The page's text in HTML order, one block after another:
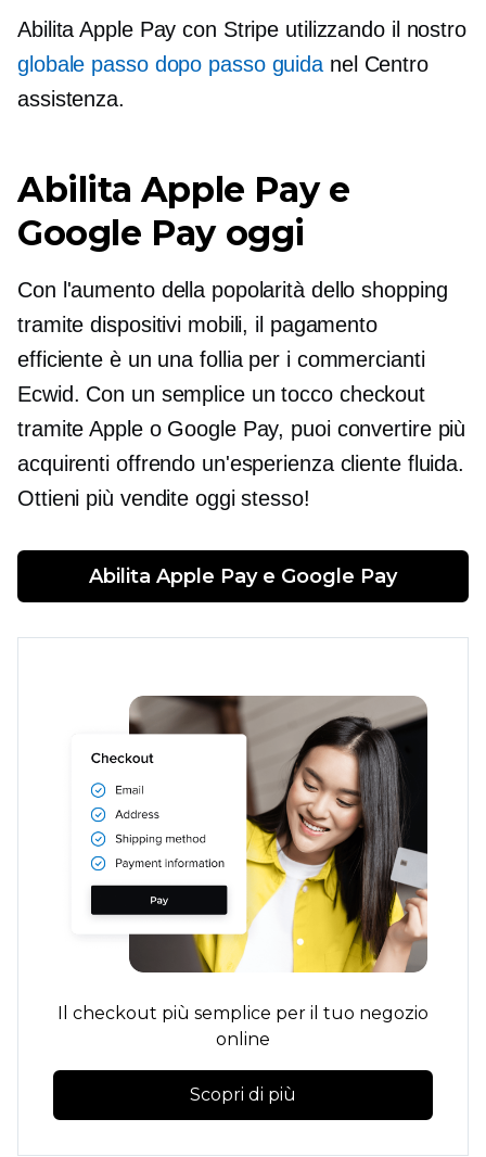
Abilita Apple Pay con Stripe utilizzando il nostro
globale passo dopo passoguida nel Centro
assistenza.
Abilita Apple Pay e
Google Pay oggi
Con l'aumento della popolarità dello shopping
tramite dispositivi mobili, il pagamento
efficiente è un una folliaper i commercianti
Ecwid. Con un semplice un toccocheckout
tramite Apple o Google Pay, puoi convertire più
acquirenti offrendo un'esperienza cliente fluida.
Ottieni più vendite oggi stesso!
Abilita Apple Pay e Google Pay
Il checkout più semplice per il tuo negozio
online
Scopri di più